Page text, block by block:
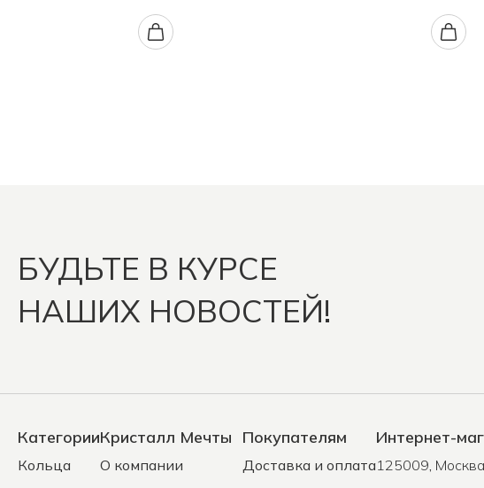
БУДЬТЕ В КУРСЕ
НАШИХ НОВОСТЕЙ!
Категории
Кольца
Кристалл Мечты
О компании
Покупателям
Доставка и оплата
Интернет-
125009, Москва